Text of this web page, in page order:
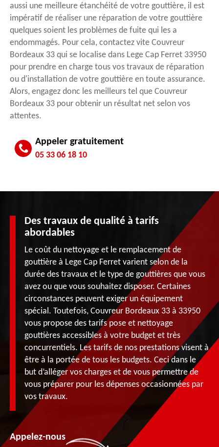
aussi une meilleure étanchéité de votre gouttière, il est
impératif de réaliser une réparation de votre gouttière
quelques soient les problèmes de fuite qui les a
endommagés. Pour cela, contactez vite Couvreur
Bordeaux 33 qui se localise dans Lege Cap Ferret 33950
pour prendre en charge tous vos travaux de réparation
ou d'installation de votre gouttière en toute assurance.
Alors, engagez donc les meilleurs tel que Couvreur
Bordeaux 33 pour obtenir un résultat net selon vos
attentes.
Appeler gratuitement
05 33 06 18 10
Des travaux de qualité à tarifs
abordables
Le coût du nettoyage et le remplacement de
gouttière à Lege Cap Ferret varient selon de la
durée des travaux et le type de gouttières que vous
avez ou que vous souhaitez disposer. Certaines
circonstances peuvent exiger un équipement
spécial. Toutefois, Couvreur Bordeaux 33 à 33950
vous propose des tarifs pose et nettoyage
gouttières accessibles à votre budget et très
concurrentiels. Les tarifs de nos prestations visent à
être à la portée de tous les budgets. Ceci dans le
but d’alléger vos charges et de vous permettre de
vous préparer pour les dépenses occasionnées par
vos travaux.
Appelez-nous